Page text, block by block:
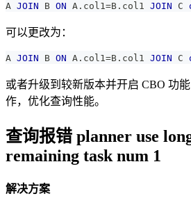
A JOIN B ON A . col1=B . col1 JOIN C
可以更改为：
A JOIN B ON A . col1=B . col1 JOIN C
或者升级到较新版本并开启 CBO 功
作，优化查询性能。
查询报错 planner use
remaining task num 1
解决方案